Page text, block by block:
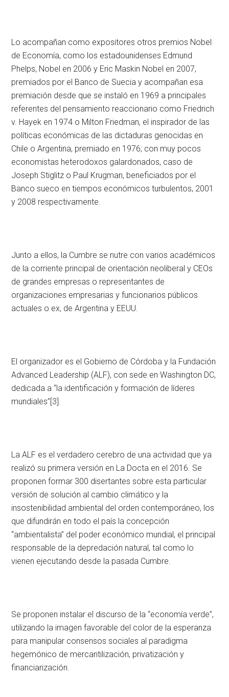
Lo acompañan como expositores otros premios Nobel
de Economía, como los estadounidenses Edmund
Phelps, Nobel en 2006 y Eric Maskin Nobel en 2007,
premiados por el Banco de Suecia y acompañan esa
premiación desde que se instaló en 1969 a principales
referentes del pensamiento reaccionario como Friedrich
v. Hayek en 1974 o Milton Friedman, el inspirador de las
políticas económicas de las dictaduras genocidas en
Chile o Argentina, premiado en 1976; con muy pocos
economistas heterodoxos galardonados, caso de
Joseph Stiglitz o Paul Krugman, beneficiados por el
Banco sueco en tiempos económicos turbulentos, 2001
y 2008 respectivamente.
Junto a ellos, la Cumbre se nutre con varios académicos
de la corriente principal de orientación neoliberal y CEOs
de grandes empresas o representantes de
organizaciones empresarias y funcionarios públicos
actuales o ex, de Argentina y EEUU.
El organizador es el Gobierno de Córdoba y la Fundación
Advanced Leadership (ALF), con sede en Washington DC,
dedicada a “la identificación y formación de líderes
mundiales”[3].
La ALF es el verdadero cerebro de una actividad que ya
realizó su primera versión en La Docta en el 2016. Se
proponen formar 300 disertantes sobre esta particular
versión de solución al cambio climático y la
insostenibilidad ambiental del orden contemporáneo, los
que difundirán en todo el país la concepción
“ambientalista” del poder económico mundial, el principal
responsable de la depredación natural, tal como lo
vienen ejecutando desde la pasada Cumbre.
Se proponen instalar el discurso de la “economía verde”,
utilizando la imagen favorable del color de la esperanza
para manipular consensos sociales al paradigma
hegemónico de mercantilización, privatización y
financiarización.